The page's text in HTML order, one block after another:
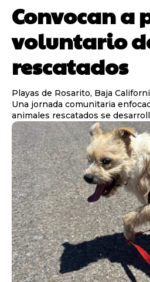
Convocan a
voluntario
rescatados
Playas de Rosarito, Baja
Una jornada comunitaria
animales rescatados se